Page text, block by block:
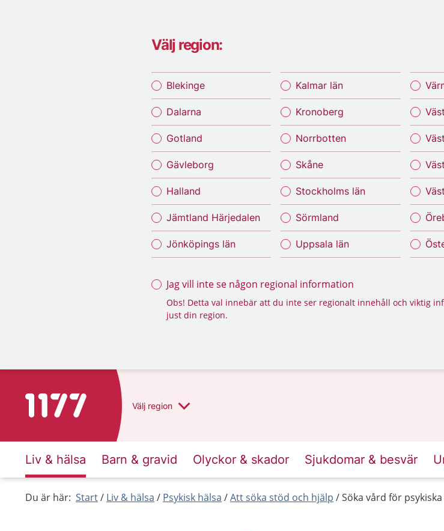
Välj region:
Blekinge
Dalarna
Gotland
Gävleborg
Halland
Jämtland Härjedalen
Jönköpings län
Kalmar län
Kronoberg
Norrbotten
Skåne
Stockholms län
Sörmland
Uppsala län
Jag vill inte se någon regional information
Obs! Detta val innebär att du inte ser regionalt innehåll och viktig
just din region.
Till startsidan för 1177 Välj region
Liv & hälsa Barn & gravid Olyckor & skador Sjukdomar & besvär
Du är här: Start Liv & hälsa Psykisk hälsa Att söka stöd och hjälp Söka vård för